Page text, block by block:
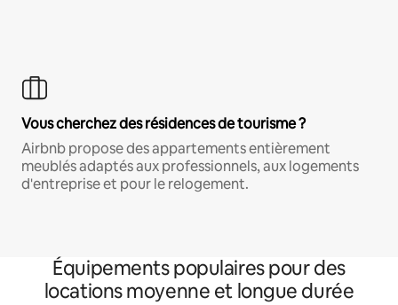
Vous cherchez des résidences de tourisme ?
Airbnb propose des appartements entièrement
meublés adaptés aux professionnels, aux logements
d'entreprise et pour le relogement.
Équipements populaires pour des
locations moyenne et longue durée